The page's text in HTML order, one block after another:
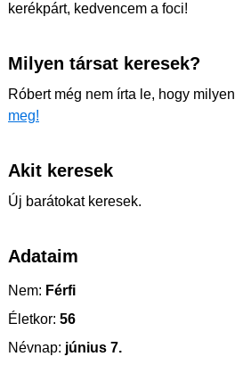
kerékpárt, kedvencem a foci!
Milyen társat keresek?
Róbert még nem írta le, hogy
meg!
Akit keresek
Új barátokat keresek.
Adataim
Nem: Férfi
Életkor: 56
Névnap: június 7.